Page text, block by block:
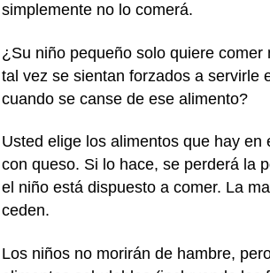
simplemente no lo comerá.
¿Su niño pequeño solo quiere
tal vez se sientan forzados a servirle
cuando se canse de ese alimento?
Usted elige los alimentos que hay
con queso. Si lo hace, se perderá la
el niño está dispuesto a comer. La
ceden.
Los niños no morirán de hambre,